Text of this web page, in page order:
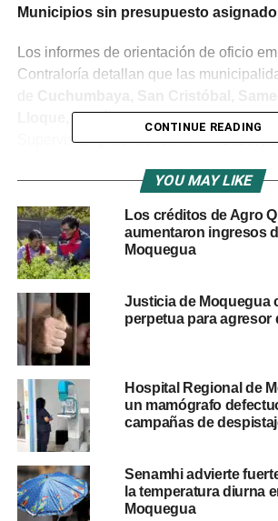
Municipios sin presupuesto asignado
Los informes de orientación de oficio
Contraloría detallan que las
Lloque, Ichuña y Yungano
Supervisión y Control en el PIA 2025,
acuerdo con la normativa, estos
asignar los siguientes montos:
Cuchumbaya:S/ 8 886
San Cristóbal:
Samegua: S/ 20 248
Puquina:
Yunga:
S/ 6 396
Ichuña:
S/ 25 860
Municipios con presupuesto
Asimismo, la Contraloría identificó que
CONTINUE READING
YOU MAY LIKE
Los créditos de Agro
aumentaron ingresos
Moquegua
Justicia de Moquegua
perpetua para agresor
Hospital Regional de
un mamógrafo
campañas de
Senamhi advierte
la temperatura diurna
Moquegua